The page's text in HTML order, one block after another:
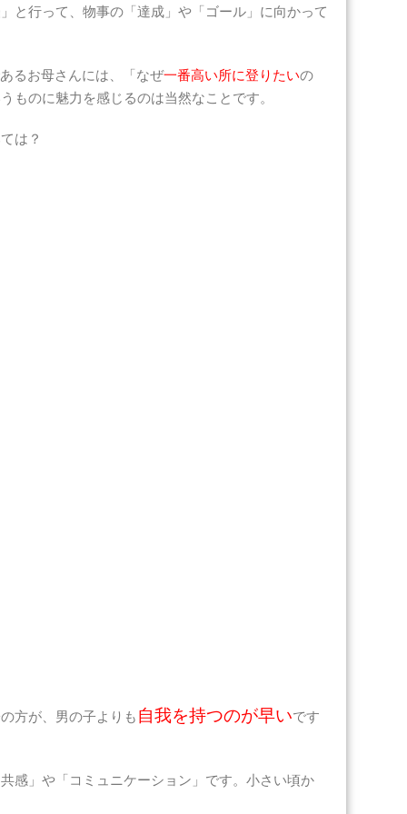
と行って、物事の「達成」や「ゴール」に向かって
るお母さんには、「なぜ一番高い所に登りたいの
ものに魅力を感じるのは当然なことです。
は？
方が、男の子よりも 自我を持つのが早いです
感」や「コミュニケーション」です。小さい頃か